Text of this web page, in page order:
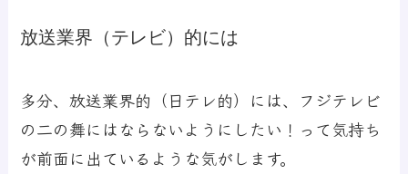
放送業界（テレビ）的には
多分、放送業界的（日テレ的）には、フジテレビ
の二の舞にはならないようにしたい！って気持ち
が前面に出ているような気がします。